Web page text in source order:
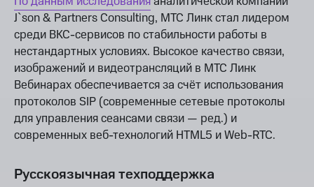
J`son & Partners Consulting, МТС Линк стал лидером
среди ВКС-сервисов по стабильности работы в
нестандартных условиях. Высокое качество связи,
изображений и видеотрансляций в МТС Линк
Вебинарах обеспечивается за счёт использования
протоколов SIP (современные сетевые протоколы
для управления сеансами связи — ред.) и
современных веб-технологий HTML5 и Web-RTC.
Русскоязычная техподдержка